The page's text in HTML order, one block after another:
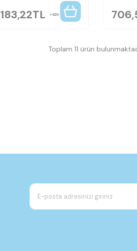
183,22TL KDV
Toplam 11 ürün